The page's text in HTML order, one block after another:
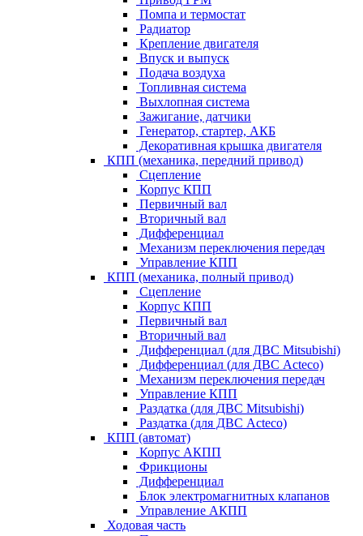
Помпа и термостат
Радиатор
Крепление двигателя
Впуск и выпуск
Подача воздуха
Топливная система
Выхлопная система
Зажигание, датчики
Генератор, стартер, АКБ
Декоративная крышка двигателя
КПП (механика, передний привод)
Сцепление
Корпус КПП
Первичный вал
Вторичный вал
Дифференциал
Механизм переключения передач
Управление КПП
КПП (механика, полный привод)
Сцепление
Корпус КПП
Первичный вал
Вторичный вал
Дифференциал (для ДВС Mitsubishi)
Дифференциал (для ДВС Acteco)
Механизм переключения передач
Управление КПП
Раздатка (для ДВС Mitsubishi)
Раздатка (для ДВС Acteco)
КПП (автомат)
Корпус АКПП
Фрикционы
Дифференциал
Блок электромагнитных клапанов
Управление АКПП
Ходовая часть